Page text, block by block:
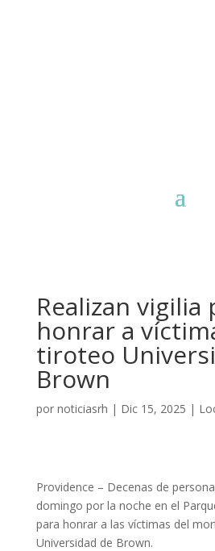
Realizan vigilia
honrar a
tiroteo
Brown
por noticiasrh | Dic 15, 2025 |
Providence – Decenas de
domingo por la noche en el
para honrar a las víctimas del
Universidad de Brown.